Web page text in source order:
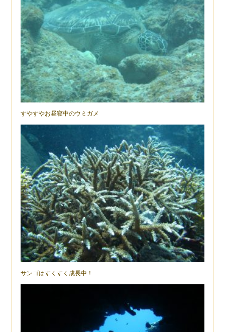
すやすやお昼寝中のウミガメ
サンゴはすくすく成長中！